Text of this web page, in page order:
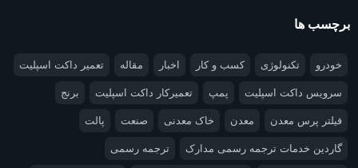
برچسب ها
خودرو تکنولوژی کسب و کار اخبار مقاله تعمیر داکت اسپلیت
سرویس داکت اسپلیت پمپ تعمیرکار داکت اسپلیت برنج
فیلتر پرس معدن معدن خاک معدنی صنعت پالت
گاردین خدمات ترجمه رسمی مدارک ترجمه رسمی